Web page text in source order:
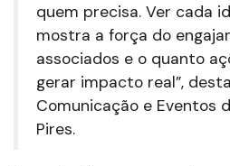
quem precisa. Ver cada
mostra a força do
associados e o quanto
gerar impacto real”,
Comunicação e Eventos
Pires.